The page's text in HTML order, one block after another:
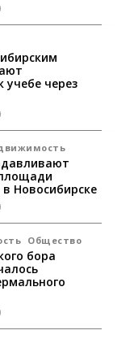
учебе через
Новосибирске
Общество
бора